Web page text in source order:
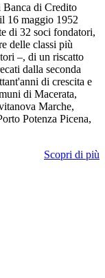
Banca di Credito
16 maggio 1952
di 32 soci fondatori,
delle classi più
–, di un riscatto
dalla seconda
di crescita e
di Macerata,
Marche,
Potenza Picena,
Scopri di più